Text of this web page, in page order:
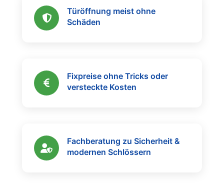
Türöffnung meist ohne
Schäden
Fixpreise ohne Tricks oder
versteckte Kosten
Fachberatung zu Sicherheit &
modernen Schlössern